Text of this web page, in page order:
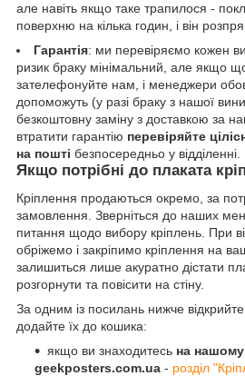
але навіть якщо таке трапилося -
поверхню на кілька годин, і він
Гарантія: ми перевіряємо кожен
ризик браку мінімальний, але якщо
зателефонуйте нам, і менеджери
допоможуть (у разі браку з нашої
безкоштовну заміну з доставкою за
втратити гарантію перевіряйте
на пошті безпосередньо у відділенні.
Якщо потрібні до плаката
Кріплення продаються окремо, за
замовлення. Зверніться до наших
питання щодо вибору кріплень. При
обріжемо і закріпимо кріплення на
залишиться лише акуратно дістати
розгорнути та повісити на стіну.
За одним із посилань нижче відкрийте
додайте їх до кошика:
якщо ви знаходитесь на нашому
geekposters.com.ua - розділ